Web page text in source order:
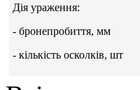
Дія ураження:
- бронепробиття, мм
- кількість осколків, шт